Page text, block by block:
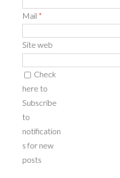
Mail *
Site web
Check
here to
Subscribe
to
notification
s for new
posts